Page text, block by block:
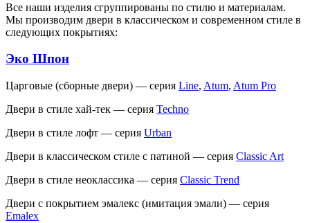
Все наши изделия сгруппированы по стилю и материалам.
Мы производим двери в классическом и современном стиле в
следующих покрытиях:
Эко Шпон
Царговые (сборные двери) — серия Line, Atum, Atum Pro
Двери в стиле хай-тек — серия Techno
Двери в стиле лофт — серия Urban
Двери в классическом стиле с патиной — серия Classic Art
Двери в стиле неоклассика — серия Classic Trend
Двери с покрытием эмалекс (имитация эмали) — серия
Emalex